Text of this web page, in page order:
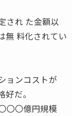
され た金額以
無 料化されてい
ョンコストが
だ。
〇〇億円規模